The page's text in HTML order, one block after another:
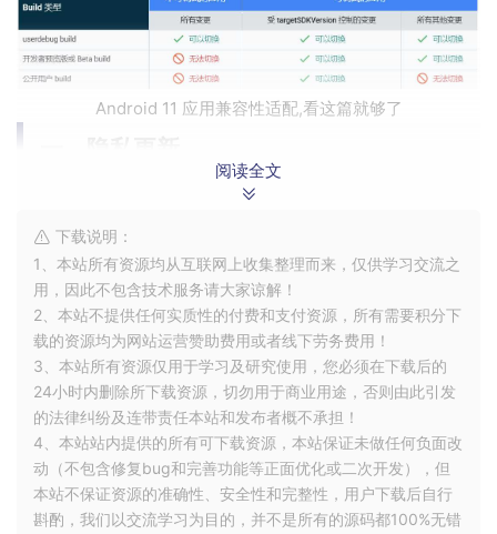
Android 11 应用兼容性适配,看这篇就够了
2.1.1 分区存储
1.1. 背景
Android 11 进一步增强了平台功能，为外部存储设备上的应用
和用户数据提供了更好的保护。作为这项工作的一部分，平台
引入了进一步的改进，以简化向分区存储的转换。
为了让用户更好地控制自己的文件，保护用户隐私数据，并限
制文件混乱情况，Android 11在分区存储基础上限制了应用访
问其他应用的文件。
分区存储将存储空间分为两部分：
阅读全文
下载说明：
1、本站所有资源均从互联网上收集整理而来，仅供学习交流之
用，因此不包含技术服务请大家谅解！
2、本站不提供任何实质性的付费和支付资源，所有需要积分下
载的资源均为网站运营赞助费用或者线下劳务费用！
3、本站所有资源仅用于学习及研究使用，您必须在下载后的
24小时内删除所下载资源，切勿用于商业用途，否则由此引发
的法律纠纷及连带责任本站和发布者概不承担！
4、本站站内提供的所有可下载资源，本站保证未做任何负面改
动（不包含修复bug和完善功能等正面优化或二次开发），但
本站不保证资源的准确性、安全性和完整性，用户下载后自行
斟酌，我们以交流学习为目的，并不是所有的源码都100%无错